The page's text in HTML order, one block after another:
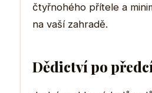
čtyřnohého přítele a
na vaší zahradě.
Dědictví po